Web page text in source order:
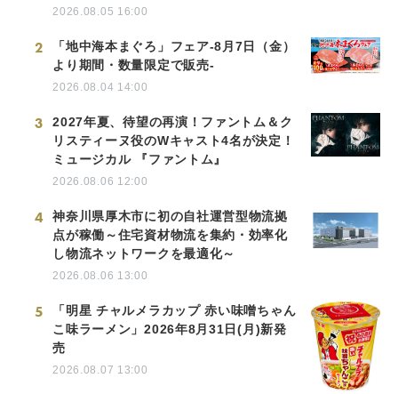
2026.08.05 16:00
2
「地中海本まぐろ」フェア-8月7日（金）
より期間・数量限定で販売-
2026.08.04 14:00
3
2027年夏、待望の再演！ファントム＆ク
リスティーヌ役のWキャスト4名が決定！
ミュージカル 『ファントム』
2026.08.06 12:00
4
神奈川県厚木市に初の自社運営型物流拠
点が稼働～住宅資材物流を集約・効率化
し物流ネットワークを最適化～
2026.08.06 13:00
5
「明星 チャルメラカップ 赤い味噌ちゃん
こ味ラーメン」2026年8月31日(月)新発
売
2026.08.07 13:00